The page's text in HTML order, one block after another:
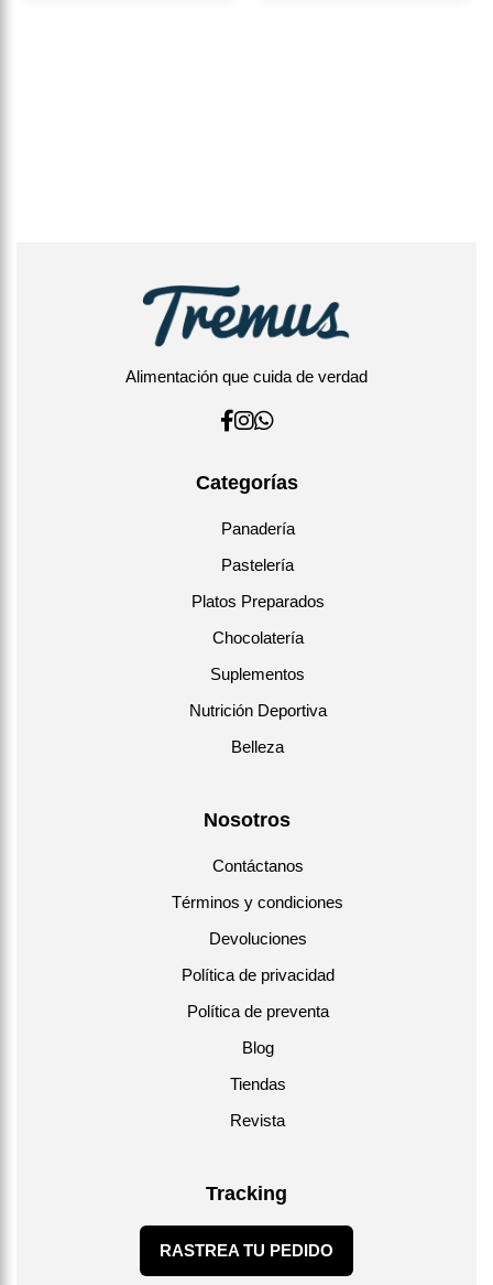
Alimentación que cuida de verdad
Categorías
Panadería
Pastelería
Platos Preparados
Chocolatería
Suplementos
Nutrición Deportiva
Belleza
Nosotros
Contáctanos
Términos y condiciones
Devoluciones
Política de privacidad
Política de preventa
Blog
Tiendas
Revista
Tracking
RASTREA TU PEDIDO